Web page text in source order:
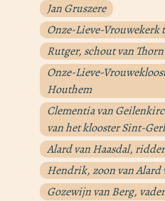
Jan Gruszere
Onze-Lieve-Vrouwekerk
Rutger, schout van Thorn
Onze-Lieve-
Houthem
Clementia van
van het klooster Sint-
Alard van Haasdal,
Hendrik, zoon van Alard
Gozewijn van Berg,